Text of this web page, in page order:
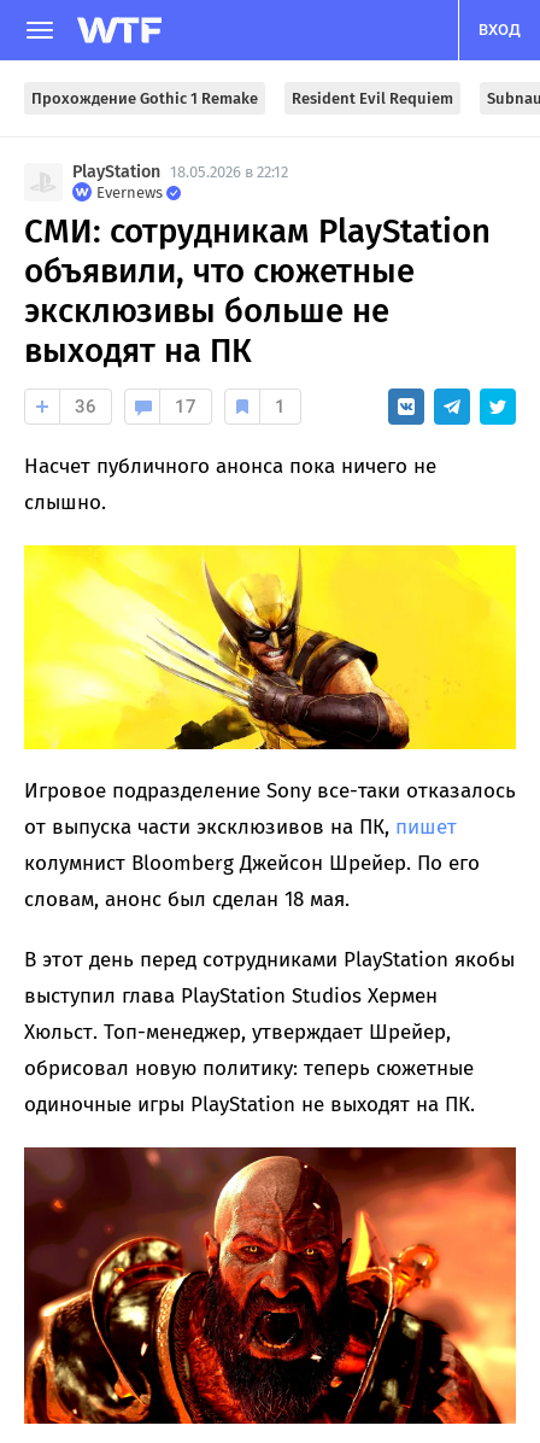
ВХОД
Прохождение Gothic 1 Remake Resident Evil Requiem
PlayStation 18.05.2026 в 22:12
Evernews
СМИ: сотрудникам PlayStation
объявили, что сюжетные
эксклюзивы больше не
выходят на ПК
36 17 1
Насчет публичного анонса пока ничего не
слышно.
Игровое подразделение Sony все-таки отказалось
от выпуска части эксклюзивов на ПК, пишет
колумнист Bloomberg Джейсон Шрейер. По его
словам, анонс был сделан 18 мая.
В этот день перед сотрудниками PlayStation якобы
выступил глава PlayStation Studios Хермен
Хюльст. Топ-менеджер, утверждает Шрейер,
обрисовал новую политику: теперь сюжетные
одиночные игры PlayStation не выходят на ПК.